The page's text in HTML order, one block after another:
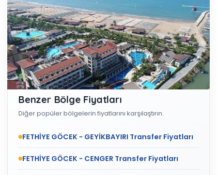
Benzer Bölge Fiyatları
Diğer popüler bölgelerin fiyatlarını karşılaştırın.
FETHİYE GÖCEK - GEYİKBAYIRI Transfer Fiyatları
FETHİYE GÖCEK - CENGER Transfer Fiyatları